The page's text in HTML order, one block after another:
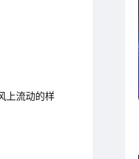
上流动的样